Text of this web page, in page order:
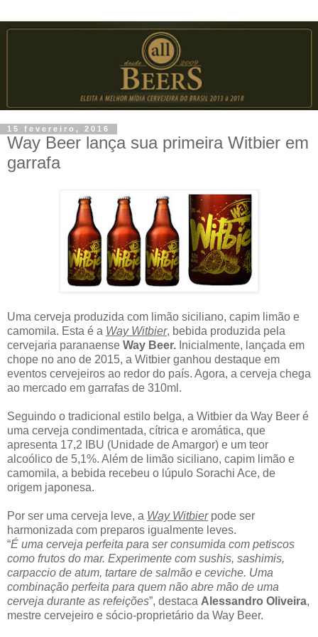
15 fevereiro, 2016
Way Beer lança sua primeira Witbier em
garrafa
Uma cerveja produzida com limão siciliano, capim limão e
camomila. Esta é a Way Witbier, bebida produzida pela
cervejaria paranaense Way Beer. Inicialmente, lançada em
chope no ano de 2015, a Witbier ganhou destaque em
eventos cervejeiros ao redor do país. Agora, a cerveja chega
ao mercado em garrafas de 310ml.
Seguindo o tradicional estilo belga, a Witbier da Way Beer é
uma cerveja condimentada, cítrica e aromática, que
apresenta 17,2 IBU (Unidade de Amargor) e um teor
alcoólico de 5,1%. Além de limão siciliano, capim limão e
camomila, a bebida recebeu o lúpulo Sorachi Ace, de
origem japonesa.
Por ser uma cerveja leve, a Way Witbierpode ser
harmonizada com preparos igualmente leves.
“É uma cerveja perfeita para ser consumida com petiscos
como frutos do mar. Experimente com sushis, sashimis,
carpaccio de atum, tartare de salmão e ceviche. Uma
combinação perfeita para quem não abre mão de uma
cerveja durante as refeições”, destaca Alessandro Oliveira,
mestre cervejeiro e sócio-proprietário da Way Beer.